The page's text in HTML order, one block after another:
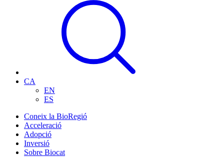
CA
EN
ES
Coneix la BioRegió
Acceleració
Adopció
Inversió
Sobre Biocat